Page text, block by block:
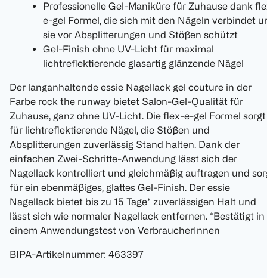
Professionelle Gel-Maniküre für Zuhause dank
e-gel Formel, die sich mit den Nägeln verbindet
sie vor Absplitterungen und Stößen schützt
Gel-Finish ohne UV-Licht für maximal
lichtreflektierende glasartig glänzende Nägel
Der langanhaltende essie Nagellack gel couture in der
Farbe rock the runway bietet Salon-Gel-Qualität für
Zuhause, ganz ohne UV-Licht. Die flex-e-gel Formel sorgt
für lichtreflektierende Nägel, die Stößen und
Absplitterungen zuverlässig Stand halten. Dank der
einfachen Zwei-Schritte-Anwendung lässt sich der
Nagellack kontrolliert und gleichmäßig auftragen und
für ein ebenmäßiges, glattes Gel-Finish. Der essie
Nagellack bietet bis zu 15 Tage* zuverlässigen Halt und
lässt sich wie normaler Nagellack entfernen. *Bestätigt in
einem Anwendungstest von VerbraucherInnen
BIPA-Artikelnummer: 463397